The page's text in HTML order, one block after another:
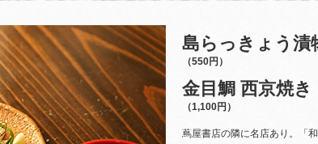
島らっきょう漬
（550円）
金目鯛 西京焼き
（1,100円）
蔦屋書店の隣に名店あり。「